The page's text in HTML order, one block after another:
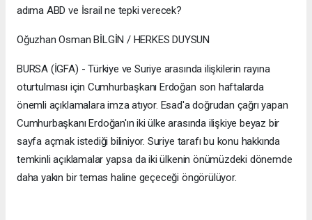
adıma ABD ve İsrail ne tepki verecek?
Oğuzhan Osman BİLGİN / HERKES DUYSUN
BURSA (İGFA) - Türkiye ve Suriye arasında ilişkilerin rayına
oturtulması için Cumhurbaşkanı Erdoğan son haftalarda
önemli açıklamalara imza atıyor. Esad'a doğrudan çağrı yapan
Cumhurbaşkanı Erdoğan'ın iki ülke arasında ilişkiye beyaz bir
sayfa açmak istediği biliniyor. Suriye tarafı bu konu hakkında
temkinli açıklamalar yapsa da iki ülkenin önümüzdeki dönemde
daha yakın bir temas haline geçeceği öngörülüyor.